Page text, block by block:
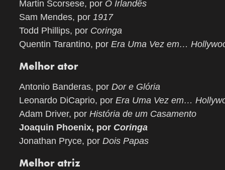
Martin Scorsese, por O Irlandês
Sam Mendes, por 1917
Todd Phillips, por Coringa
Quentin Tarantino, por Era Uma Vez em…
Melhor ator
Antonio Banderas, por Dor e Glória
Leonardo DiCaprio, por Era Uma Vez em…
Adam Driver, por História de um Casamento
Joaquin Phoenix, por Coringa
Jonathan Pryce, por Dois Papas
Melhor atriz